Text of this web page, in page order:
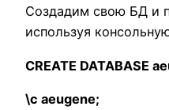
Создадим свою БД и
используя
CREATE DATABASE
\c aeugene;